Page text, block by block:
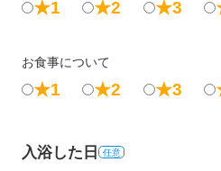
★1 ★2 ★3
お食事について
★1 ★2 ★3
入浴した日 任意